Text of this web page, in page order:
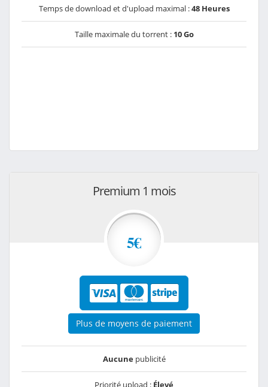
Temps de download et d'upload maximal :48 Heures
Taille maximale du torrent : 10 Go
Premium 1 mois
5€
Plus de moyens de paiement
Aucunepublicité
Priorité upload : Élevé